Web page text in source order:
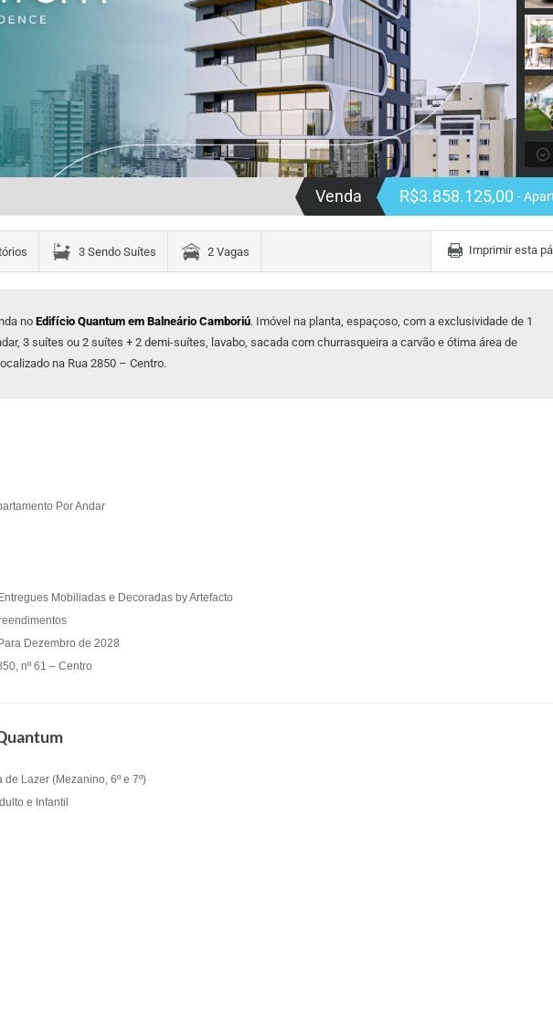
Venda R$3.858.125,00 -
3 Sendo Suítes 2 Vagas Imprimir esta
no Edifício Quantum em Balneário Camboriú. Imóvel na planta, espaçoso, com a exclusividade de 1
3 suítes ou 2 suítes + 2 demi-suítes, lavabo, sacada com churrasqueira a carvão e ótima área de
na Rua 2850 – Centro.
Por Andar
Mobiliadas e Decoradas by Artefacto
Dezembro de 2028
nº 61 – Centro
Lazer (Mezanino, 6º e 7º)
e Infantil